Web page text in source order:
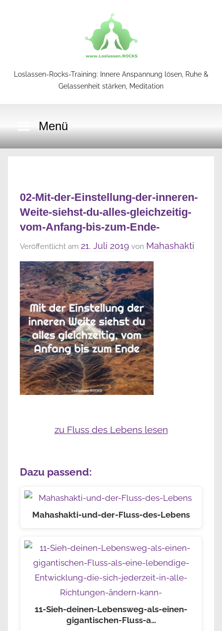
Loslassen-
Training
Loslassen-Rocks-Training: Innere Anspannung lösen, Ruhe &
Gelassenheit stärken, Meditation
Menü
02-Mit-der-Einstellung-der-inneren-
Weite-siehst-du-alles-gleichzeitig-
vom-Anfang-bis-zum-Ende-
Veröffentlicht am 21. Juli 2019 von Mahashakti
zu Fluss des Lebens lesen
Dazu passend:
Mahashakti-und-der-Fluss-des-Lebens
11-Sieh-deinen-Lebensweg-als-einen-
gigantischen-Fluss-a…